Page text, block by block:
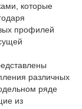
которые
профилей
различных
ряде
из